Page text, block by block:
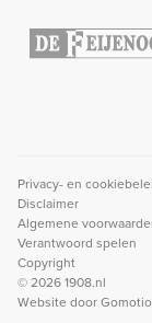
Privacy- en
Disclaimer
Algemene
Verantwoord spelen
Copyright
© 2026 1908.nl
Website door